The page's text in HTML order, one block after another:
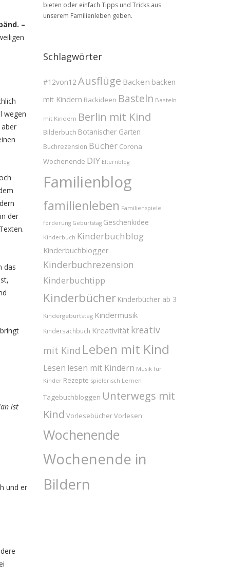
–
wegen
der
das
ist
und er
bieten oder einfach Tipps und Tricks aus
unserem Familienleben geben.
Schlagwörter
#12von12 Ausflüge Backen backen
mit Kindern Backideen Basteln Basteln
mit Kindern Berlin mit Kind
Bilderbuch Botanischer Garten
Buchrezension Bücher Corona
Wochenende DIY Elternblog
Familienblog
familienleben Familienspiele
förderung Geburtstag Geschenkidee
Kinderbuch Kinderbuchblog
Kinderbuchblogger
Kinderbuchrezension
Kinderbuchtipp
Kinderbücher Kinderbücher ab 3
Kindergeburtstag Kindermusik
Kindersachbuch Kreativität kreativ
mit Kind Leben mit Kind
Lesen lesen mit Kindern Musik für
Kinder Rezepte spielerisch Lernen
Tagebuchbloggen Unterwegs mit
Kind VorlesebücherVorlesen
Wochenende
Wochenende in
Bildern